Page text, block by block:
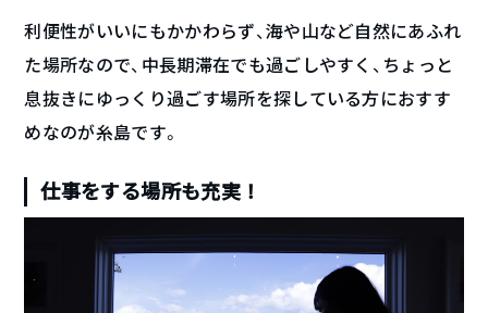
利便性がいいにもかかわらず、海や山など自然にあふれ
た場所なので、中長期滞在でも過ごしやすく、ちょっと
息抜きにゆっくり過ごす場所を探している方におすす
めなのが糸島です。
仕事をする場所も充実！